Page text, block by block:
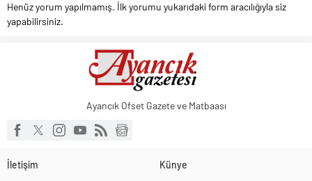
Henüz yorum yapılmamış. İlk yorumu yukarıdaki form aracılığıyla siz
yapabilirsiniz.
Ayancık Ofset Gazete ve Matbaası
İletişim Künye